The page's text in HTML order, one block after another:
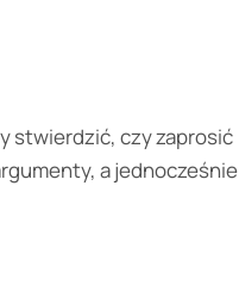
stwierdzić, czy zaprosić
a jednocześnie